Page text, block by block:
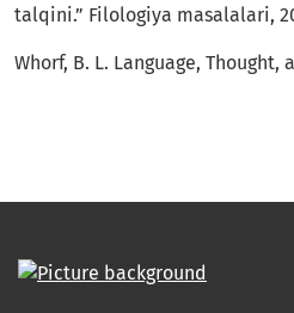
talqini.” Filologiya masalalari,
Whorf, B. L. Language, Thought,